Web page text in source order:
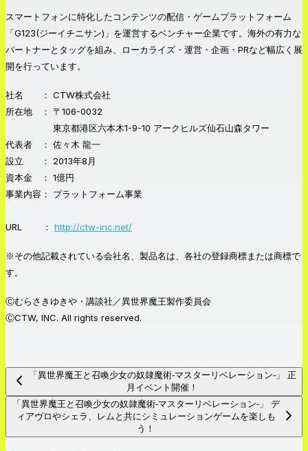
スマートフォンに特化したコンテンツの配信・ゲームプラットフォーム
「G123(ジーイチニサン)」を運営するベンチャー企業です。海外の有力な
パートナーとタッグを組み、ローカライズ・運営・企画・PRなど幅広く展
開を行っています。
社名 ： CTW株式会社
所在地 ： 〒106-0032
東京都港区六本木1-9-10 アークヒルズ仙石山森タワー
代表者 ： 佐々木 龍一
設立 ： 2013年8月
資本金 ： 1億円
事業内容： プラットフォーム事業
URL ： http://ctw-inc.net/
※その他記載されている会社名、製品名は、各社の登録商標または商標で
す。
Ⓒむらさきゆきや・講談社／異世界魔王製作委員会
ⒸCTW, INC. All rights reserved.
「異世界魔王と召喚少女の奴隷魔術-マスターリベレーション-」 正
月イベント開催！
「異世界魔王と召喚少女の奴隷魔術-マスターリベレーション-」 デ
ィアヴロやシェラ、レムと共にシミュレーションゲームを楽しも
う！